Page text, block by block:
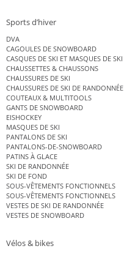
Sports d’hiver
DVA
CAGOULES DE SNOWBOARD
CASQUES DE SKI ET MASQUES DE SKI
CHAUSSETTES & CHAUSSONS
CHAUSSURES DE SKI
CHAUSSURES DE SKI DE RANDONNÉE
COUTEAUX & MULTITOOLS
GANTS DE SNOWBOARD
EISHOCKEY
MASQUES DE SKI
PANTALONS DE SKI
PANTALONS-DE-SNOWBOARD
PATINS À GLACE
SKI DE RANDONNÉE
SKI DE FOND
SOUS-VÊTEMENTS FONCTIONNELS
SOUS-VÊTEMENTS FONCTIONNELS
VESTES DE SKI DE RANDONNÉE
VESTES DE SNOWBOARD
Vélos & bikes